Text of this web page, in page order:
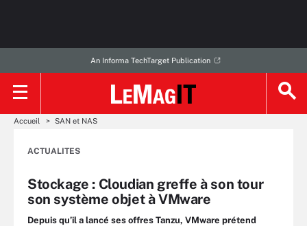
An Informa TechTarget Publication
Accueil SAN et NAS
ACTUALITES
Stockage : Cloudian greffe à son tour
son système objet à VMware
Depuis qu’il a lancé ses offres Tanzu, VMware prétend